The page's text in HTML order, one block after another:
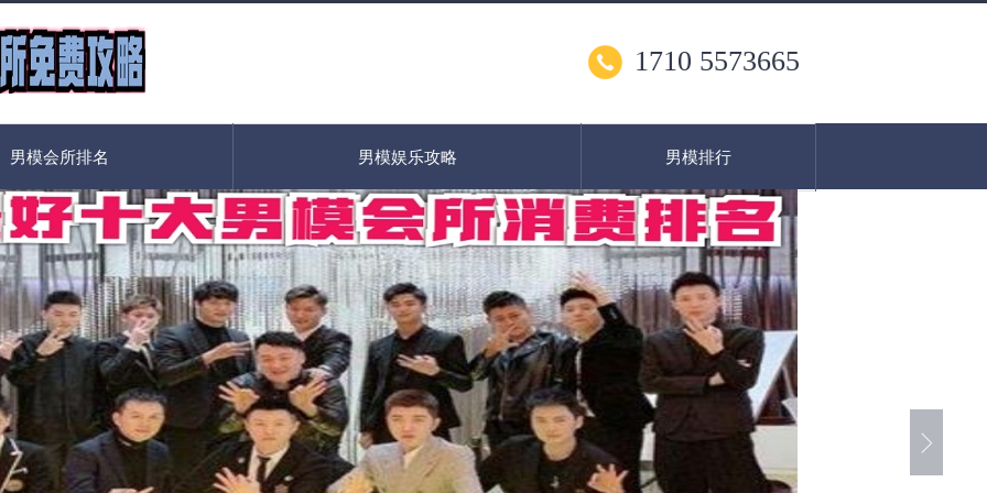
1710 5573665
男模会所排名 男模娱乐攻略 男模排行